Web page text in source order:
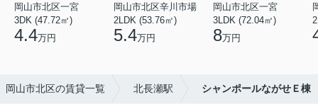
岡山市北区一宮
3DK (47.72㎡)
4.4万円
岡山市北区辛川市場
2LDK (53.76㎡)
5.4万円
岡山市北区一宮
3LDK (72.04㎡)
8万円
岡山市北区の賃貸一覧 北長瀬駅 シャンポールながせＥ棟